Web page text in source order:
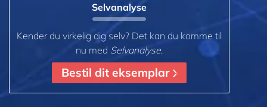
Selvanalyse
Kender du virkelig dig selv? Det kan du komme til
nu med Selvanalyse.
Bestil dit eksemplar